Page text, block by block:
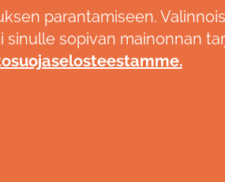
parantamiseen.
sopivan mainonnan